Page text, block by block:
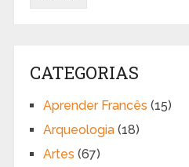
CATEGORIAS
Aprender Francês (15)
Arqueologia (18)
Artes (67)